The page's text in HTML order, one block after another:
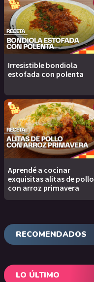
Irresistible bondiola
estofada con polenta
Aprendé a cocinar
exquisitas alitas de pollo
con arroz primavera
RECOMENDADOS
LO ÚLTIMO